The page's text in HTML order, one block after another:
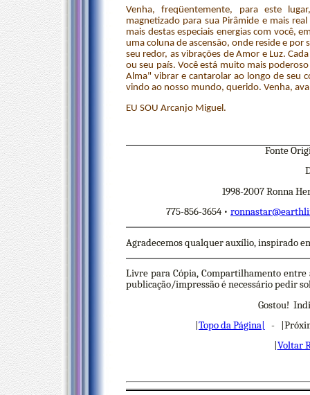
Venha, freqüentemente, para este
magnetizado para sua Pirâmide e mais
mais destas especiais energias com você,
uma coluna de ascensão, onde reside e
seu redor, as vibrações de Amor e Luz.
ou seu país. Você está muito mais
Alma" vibrar e cantarolar ao longo de seu
vindo ao nosso mundo, querido. Venha,
EU SOU Arcanjo Miguel.
Fonte
1998-2007 Ronna
775-856-3654 •
Agradecemos qualquer auxílio, inspirado
Livre para Cópia, Compartilhamento
publicação/impressão é necessário pedir
Gostou!
Topo da Página|
-
Voltar